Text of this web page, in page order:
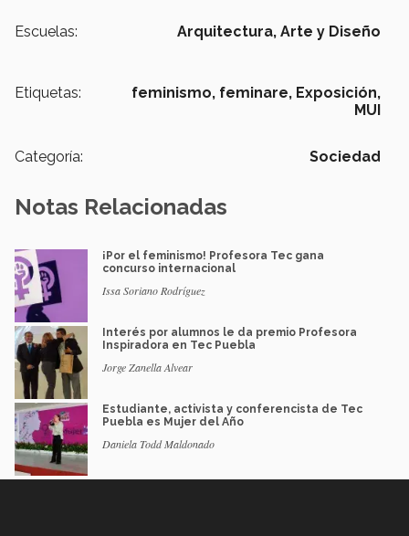
Escuelas: Arquitectura, Arte y Diseño
Etiquetas: feminismo, feminare, Exposición,
MUI
Categoría: Sociedad
Notas Relacionadas
¡Por el feminismo! Profesora Tec gana
concurso internacional
Issa Soriano Rodríguez
Interés por alumnos le da premio Profesora
Inspiradora en Tec Puebla
Jorge Zanella Alvear
Estudiante, activista y conferencista de Tec
Puebla es Mujer del Año
Daniela Todd Maldonado